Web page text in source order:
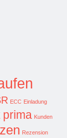
ECC Einladung
prima Kunden
Rezension